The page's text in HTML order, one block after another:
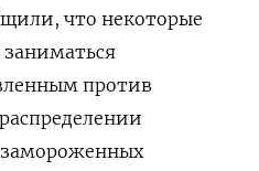
что некоторые
против
замороженных